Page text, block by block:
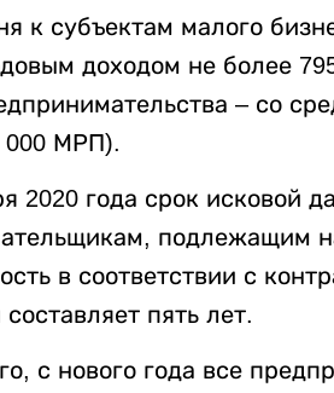
к субъектам малого
доходом не более
– со
000 МРП).
2020 года срок исковой
подлежащим
в соответствии с
пять лет.
с нового года все